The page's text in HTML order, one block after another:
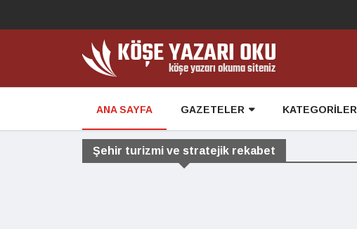
ANA SAYFA GAZETELER KATEGORİLER
Şehir turizmi ve stratejik rekabet